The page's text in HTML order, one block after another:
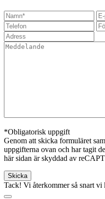
*Obligatorisk uppgift
Genom att skicka formuläret
uppgifterna ovan och har tagit
här sidan är skyddad av
Tack! Vi återkommer så snart vi